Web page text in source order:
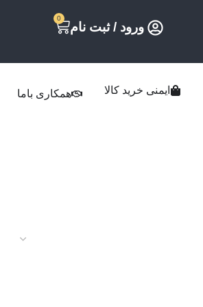
ورود / ثبت نام
0
ایمنی خرید کالا همکاری باما